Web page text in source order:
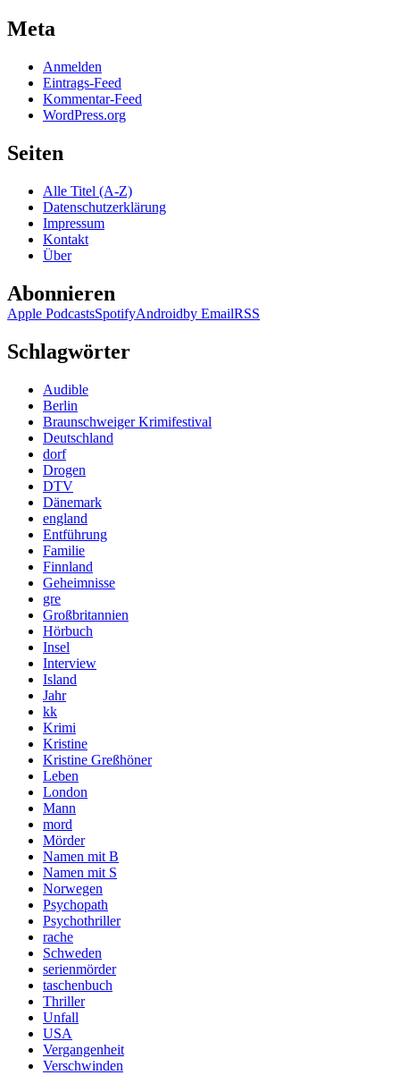
Meta
Anmelden
Eintrags-Feed
Kommentar-Feed
WordPress.org
Seiten
Alle Titel (A-Z)
Datenschutzerklärung
Impressum
Kontakt
Über
Abonnieren
Apple PodcastsSpotifyAndroidby EmailRSS
Schlagwörter
Audible
Berlin
Braunschweiger Krimifestival
Deutschland
dorf
Drogen
DTV
Dänemark
england
Entführung
Familie
Finnland
Geheimnisse
gre
Großbritannien
Hörbuch
Insel
Interview
Island
Jahr
kk
Krimi
Kristine
Kristine Greßhöner
Leben
London
Mann
mord
Mörder
Namen mit B
Namen mit S
Norwegen
Psychopath
Psychothriller
rache
Schweden
serienmörder
taschenbuch
Thriller
Unfall
USA
Vergangenheit
Verschwinden